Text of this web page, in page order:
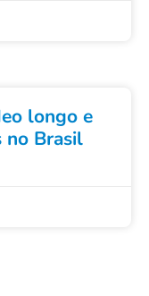
longo e
no Brasil